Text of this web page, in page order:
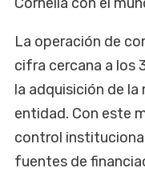
La operación de
cifra cercana a los
la adquisición de la
entidad. Con este
control
fuentes de